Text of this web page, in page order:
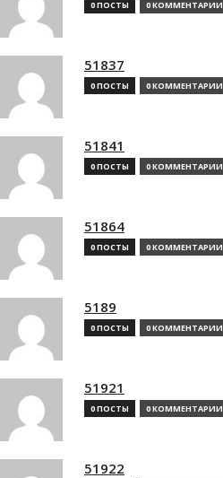
0 ПОСТЫ 0 КОММЕНТАРИИ
51837
0 ПОСТЫ 0 КОММЕНТАРИИ
51841
0 ПОСТЫ 0 КОММЕНТАРИИ
51864
0 ПОСТЫ 0 КОММЕНТАРИИ
5189
0 ПОСТЫ 0 КОММЕНТАРИИ
51921
0 ПОСТЫ 0 КОММЕНТАРИИ
51922